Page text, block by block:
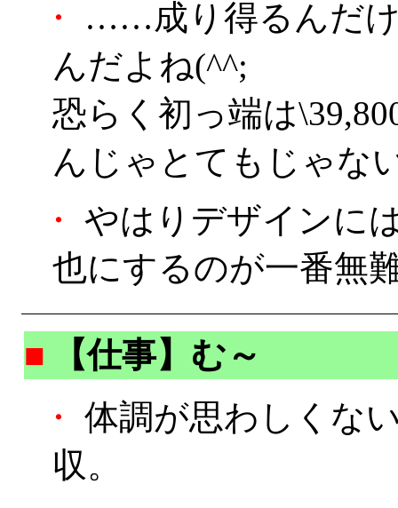
・
……成り得るんだ
んだよね(^^;
恐らく初っ端は
んじゃとてもじゃな
・
やはりデザインに
也にするのが一番無
■
【仕事】む～
・
体調が思わしくな
収。